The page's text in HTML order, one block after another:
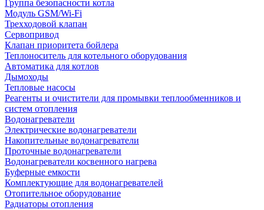
Группа безопасности котла
Модуль GSM/Wi-Fi
Трехходовой клапан
Сервопривод
Клапан приоритета бойлера
Теплоноситель для котельного оборудования
Автоматика для котлов
Дымоходы
Тепловые насосы
Реагенты и очистители для промывки теплообменников и
систем отопления
Водонагреватели
Электрические водонагреватели
Накопительные водонагреватели
Проточные водонагреватели
Водонагреватели косвенного нагрева
Буферные емкости
Комплектующие для водонагревателей
Отопительное оборудование
Радиаторы отопления